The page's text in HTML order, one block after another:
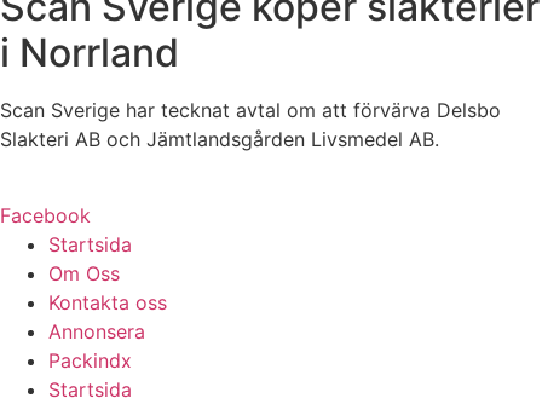
i Norrland
Scan Sverige har tecknat avtal om att förvärva Delsbo
Slakteri AB och Jämtlandsgården Livsmedel AB.
Facebook
Startsida
Om Oss
Kontakta oss
Annonsera
Packindx
Startsida